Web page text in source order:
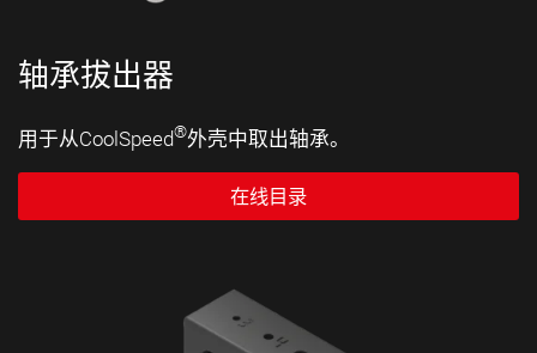
轴承拔出器
用于从CoolSpeed®外壳中取出轴承。
在线目录